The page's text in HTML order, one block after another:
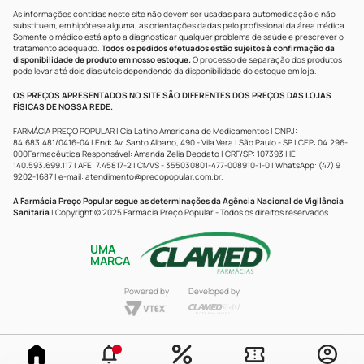
As informações contidas neste site não devem ser usadas para automedicação e não
substituem, em hipótese alguma, as orientações dadas pelo profissional da área médica.
Somente o médico está apto a diagnosticar qualquer problema de saúde e prescrever o
tratamento adequado. Todos os pedidos efetuados estão sujeitos à confirmação da
disponibilidade de produto em nosso estoque.O processo de separação dos produtos
pode levar até dois dias úteis dependendo da disponibilidade do estoque em loja.
OS PREÇOS APRESENTADOS NO SITE SÃO DIFERENTES DOS PREÇOS DAS LOJAS
FÍSICAS DE NOSSA REDE.
FARMÁCIA PREÇO POPULAR | Cia Latino Americana de Medicamentos | CNPJ:
84.683.481/0416-04 | End: Av. Santo Albano, 490 - Vila Vera | São Paulo - SP | CEP: 04.296-
000Farmacêutica Responsável: Amanda Zelia Deodato | CRF/SP: 107393 | IE:
140.593.699.117 | AFE: 7.45817-2 | CMVS - 355030801-477-008910-1-0 | WhatsApp: (47) 9
9202-1687 | e-mail: atendimento@precopopular.com.br.
A Farmácia Preço Popular segue as determinações da Agência Nacional de Vigilância
Sanitária | Copyright © 2025 Farmácia Preço Popular - Todos os direitos reservados.
UMA
MARCA
Powered by Developed by